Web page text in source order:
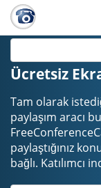
Ücretsiz
Tam olarak
paylaşım aracı
paylaştığınız
bağlı. Katılımcı